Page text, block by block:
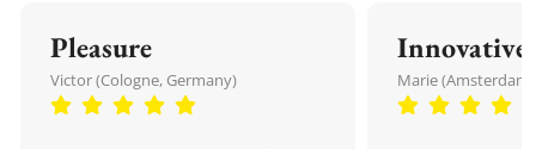
Pleasure
Victor (Cologne, Germany)
Innovative
Marie